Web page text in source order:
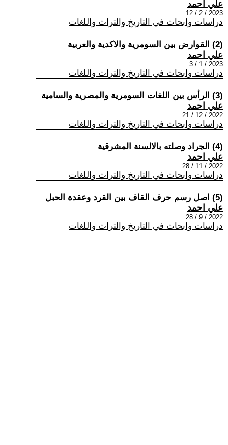
علي احمد
2023 / 2 / 12
دراسات وابحاث في التاريخ والتراث واللغات
(2) القوارض بين السومرية والاكدية والعربية
علي احمد
2023 / 1 / 3
دراسات وابحاث في التاريخ والتراث واللغات
(3) الرأس بين اللغات السومرية والمصرية والسامية
علي احمد
2022 / 12 / 21
دراسات وابحاث في التاريخ والتراث واللغات
(4) الجراد وصلته بالالسنة المشرقية
علي احمد
2022 / 11 / 28
دراسات وابحاث في التاريخ والتراث واللغات
(5) اصل رسم حرف القاف بين القرد وعقدة الحبل
علي احمد
2022 / 9 / 28
دراسات وابحاث في التاريخ والتراث واللغات